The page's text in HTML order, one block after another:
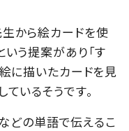
から絵カードを使
いう提案があり「す
絵に描いたカードを見
いるそうです。
などの単語で伝えるこ